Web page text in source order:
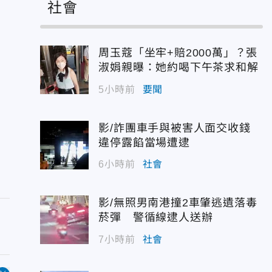
社會
周玉蔻「坐牢+賠2000萬」？張
淑娟親曝：她約喝下午茶求和解
5小時前 要聞
影/詐團車手與被害人面交收錢
違停露餡當場遭逮
6小時前 社會
影/無照男南港撞2車肇逃遺落毒
菸彈 警循線逮人送辦
7小時前 社會